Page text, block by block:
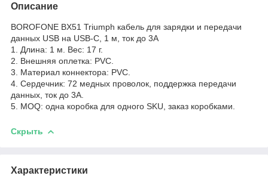
Описание
BOROFONE BX51 Triumph кабель для зарядки и передачи
данных USB на USB-C, 1 м, ток до 3A
1. Длина: 1 м. Вес: 17 г.
2. Внешняя оплетка: PVC.
3. Материал коннектора: PVC.
4. Сердечник: 72 медных проволок, поддержка передачи
данных, ток до 3A.
5. MOQ: одна коробка для одного SKU, заказ коробками.
Скрыть
Характеристики